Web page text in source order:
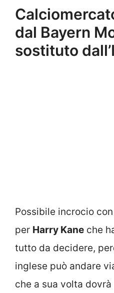
dal Bayern
sostituto
Possibile incrocio con
per Harry Kane che
tutto da decidere,
inglese può andare
che a sua volta